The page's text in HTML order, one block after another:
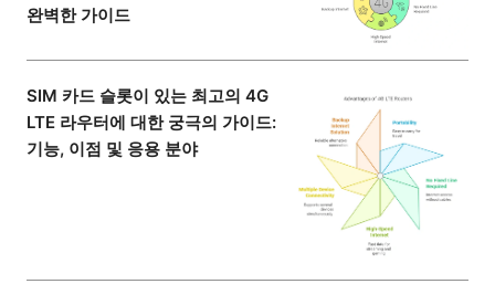
완벽한 가이드
SIM 카드 슬롯이 있는 최고의 4G
LTE 라우터에 대한 궁극의 가이드:
기능, 이점 및 응용 분야